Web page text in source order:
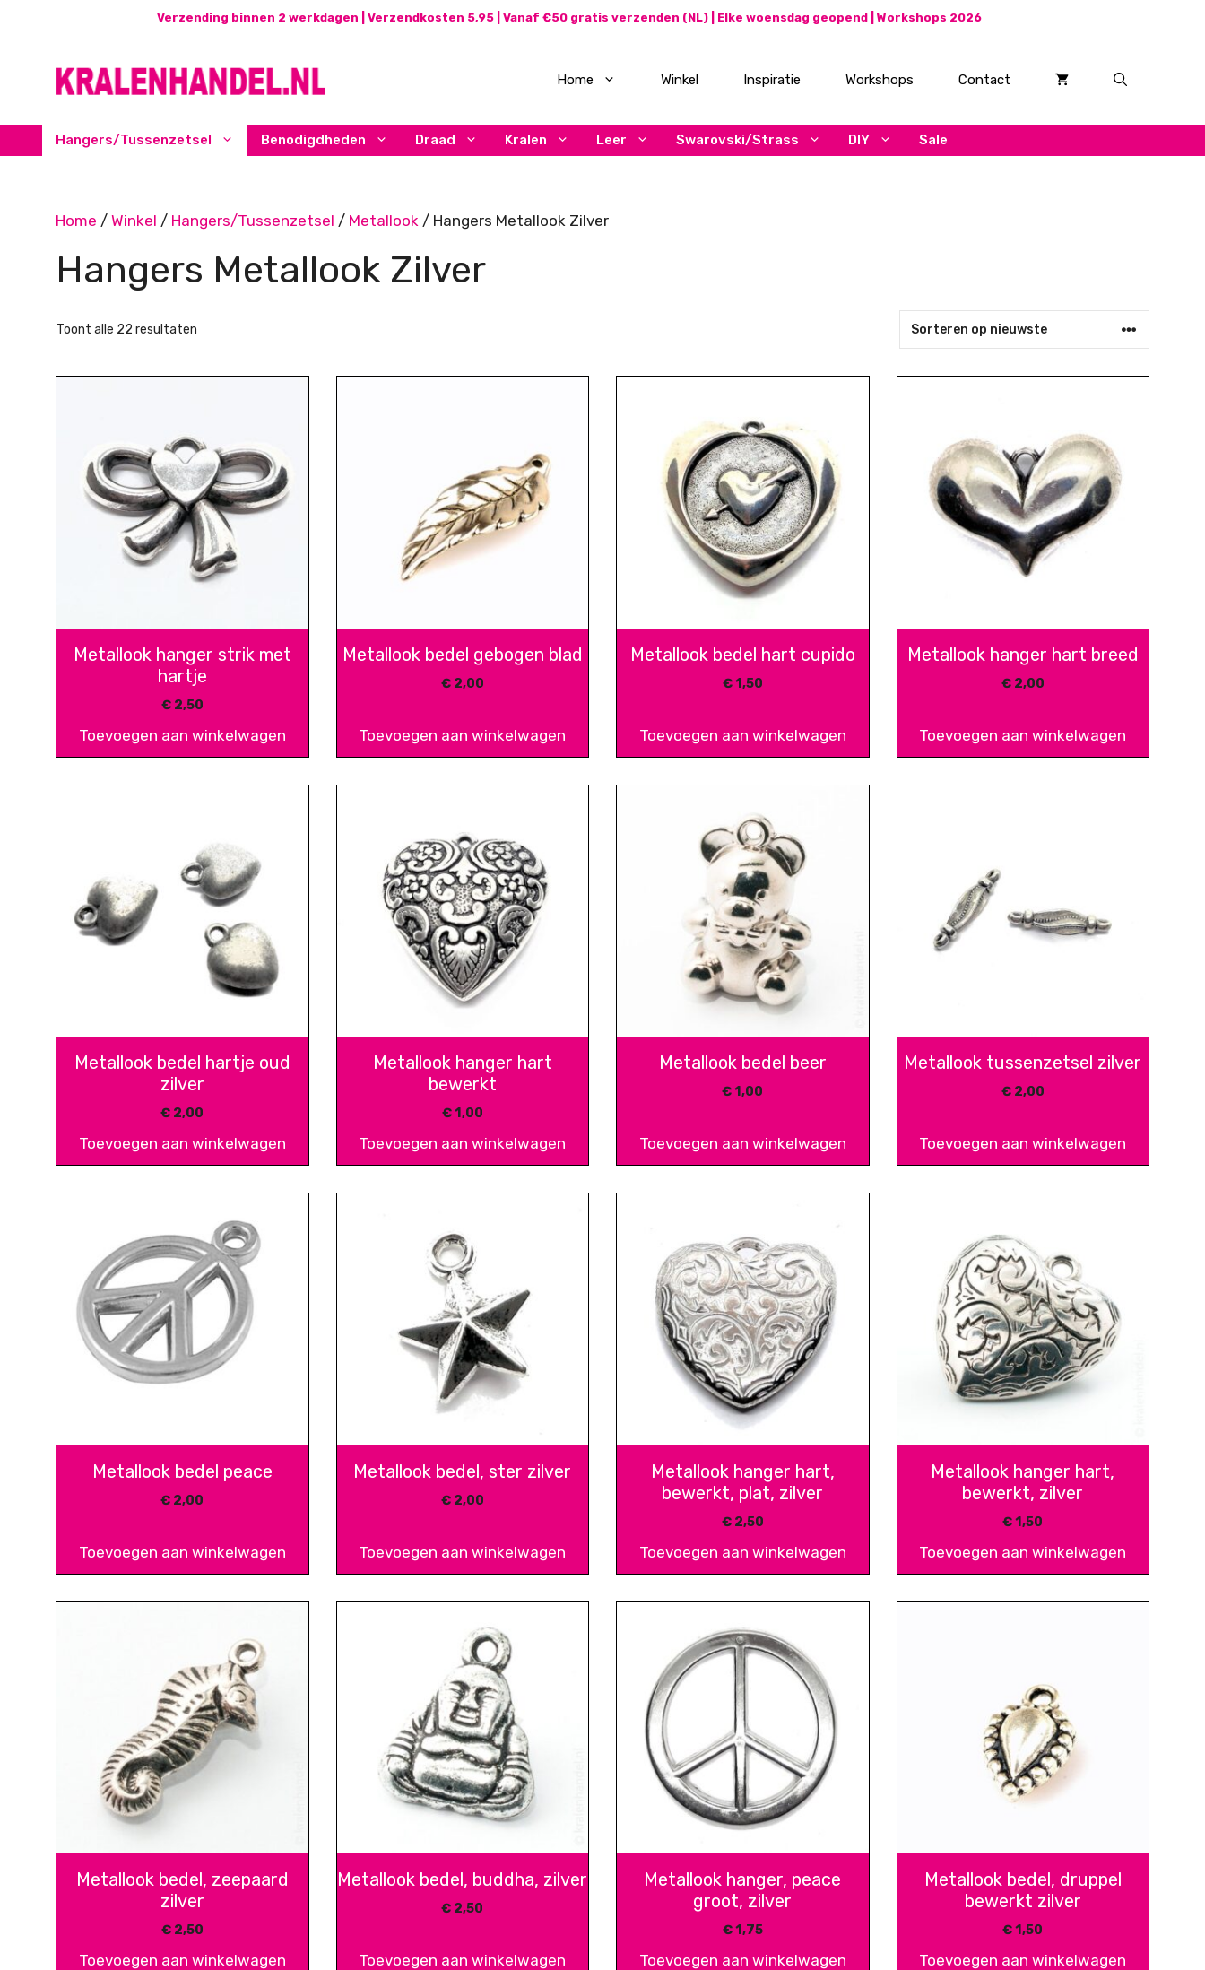
Verzending binnen 2 werkdagen | Verzendkosten 5,95 | Vanaf €50 gratis verzenden (NL) | Elke woensdag geopend | Workshops 2026
Home Winkel Inspiratie Workshops Contact
Hangers/Tussenzetsel Benodigdheden Draad Kralen Leer Swarovski/Strass DIY Sale
Home / Winkel / Hangers/Tussenzetsel / Metallook / Hangers Metallook Zilver
Hangers Metallook Zilver
Toont alle 22 resultaten
Metallook hanger strik met
hartje
€2,50
Toevoegen aan winkelwagen
Metallook bedel gebogen blad
€2,00
Toevoegen aan winkelwagen
Metallook bedel hart cupido
€1,50
Toevoegen aan winkelwagen
Metallook hanger hart breed
€2,00
Toevoegen aan winkelwagen
Metallook bedel hartje oud
zilver
€ 2,00
Toevoegen aan winkelwagen
Metallook hanger hart
bewerkt
€1,00
Toevoegen aan winkelwagen
Metallook bedel beer
€1,00
Toevoegen aan winkelwagen
Metallook tussenzetsel zilver
€2,00
Toevoegen aan winkelwagen
Metallook bedel peace
€ 2,00
Toevoegen aan winkelwagen
Metallook bedel, ster zilver
€2,00
Toevoegen aan winkelwagen
Metallook hanger hart,
bewerkt, plat, zilver
€2,50
Toevoegen aan winkelwagen
Metallook hanger hart,
bewerkt, zilver
€1,50
Toevoegen aan winkelwagen
Metallook bedel, zeepaard
zilver
€2,50
Toevoegen aan winkelwagen
Metallook bedel, buddha, zilver
€ 2,50
Toevoegen aan winkelwagen
Metallook hanger, peace
groot, zilver
€1,75
Toevoegen aan winkelwagen
Metallook bedel, druppel
bewerkt zilver
€1,50
Toevoegen aan winkelwagen